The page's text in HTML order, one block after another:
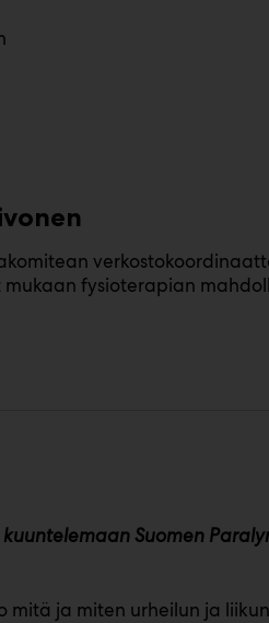
mukaan fysioterapian
Suomen
mitä ja miten urheilun ja